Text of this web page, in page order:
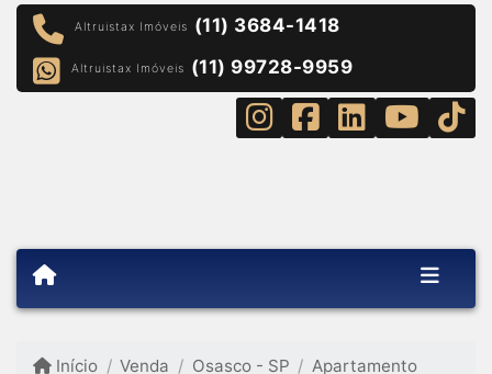
Altruistax Imóveis (11) 3684-1418
Altruistax Imóveis (11) 99728-9959
Início Venda Osasco - SP
Apartamento